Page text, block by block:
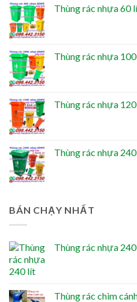
Thùng rác nhựa 60
Thùng rác nhựa
Thùng rác nhựa
Thùng rác nhựa
BÁN CHẠY NHẤT
Thùng rác nhựa
Thùng rác chim